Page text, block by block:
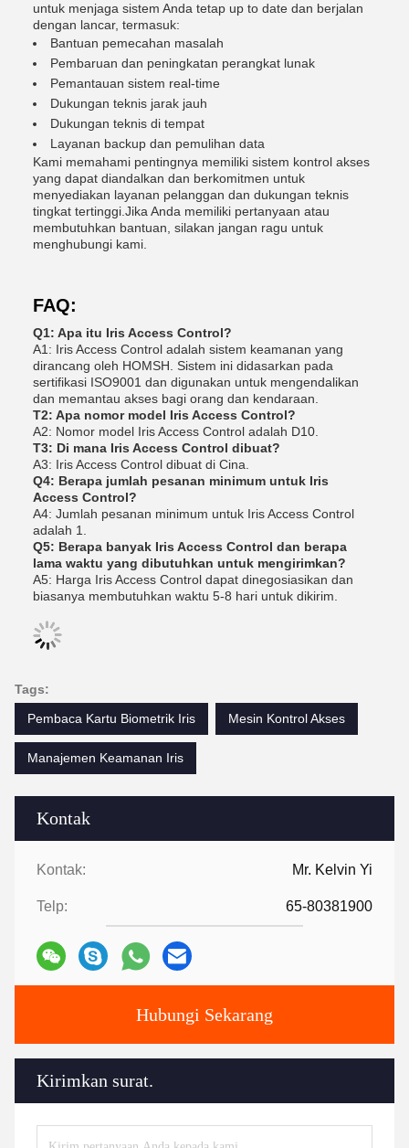
Kontak
Kontak: Mr. Kelvin Yi
Telp: 65-80381900
Hubungi Sekarang
Kirimkan surat.
untuk menjaga sistem Anda tetap up to date dan berjalan
dengan lancar, termasuk:
Bantuan pemecahan masalah
Pembaruan dan peningkatan perangkat lunak
Pemantauan sistem real-time
Dukungan teknis jarak jauh
Dukungan teknis di tempat
Layanan backup dan pemulihan data
Kami memahami pentingnya memiliki sistem kontrol akses
yang dapat diandalkan dan berkomitmen untuk
menyediakan layanan pelanggan dan dukungan teknis
tingkat tertinggi.Jika Anda memiliki pertanyaan atau
membutuhkan bantuan, silakan jangan ragu untuk
menghubungi kami.
FAQ:
Q1: Apa itu Iris Access Control?
A1: Iris Access Control adalah sistem keamanan yang
dirancang oleh HOMSH. Sistem ini didasarkan pada
sertifikasi ISO9001 dan digunakan untuk mengendalikan
dan memantau akses bagi orang dan kendaraan.
T2: Apa nomor model Iris Access Control?
A2: Nomor model Iris Access Control adalah D10.
T3: Di mana Iris Access Control dibuat?
A3: Iris Access Control dibuat di Cina.
Q4: Berapa jumlah pesanan minimum untuk Iris
Access Control?
A4: Jumlah pesanan minimum untuk Iris Access Control
adalah 1.
Q5: Berapa banyak Iris Access Control dan berapa
lama waktu yang dibutuhkan untuk mengirimkan?
A5: Harga Iris Access Control dapat dinegosiasikan dan
biasanya membutuhkan waktu 5-8 hari untuk dikirim.
Tags:
Pembaca Kartu Biometrik Iris
Mesin Kontrol Akses
Manajemen Keamanan Iris